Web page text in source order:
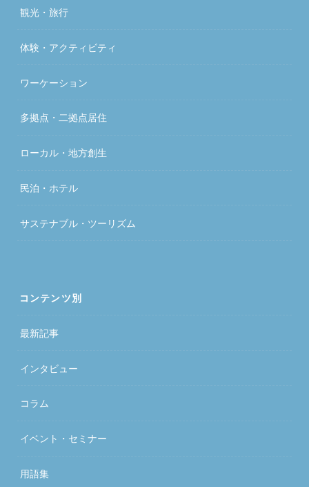
観光・旅行
体験・アクティビティ
ワーケーション
多拠点・二拠点居住
ローカル・地方創生
民泊・ホテル
サステナブル・ツーリズム
コンテンツ別
最新記事
インタビュー
コラム
イベント・セミナー
用語集